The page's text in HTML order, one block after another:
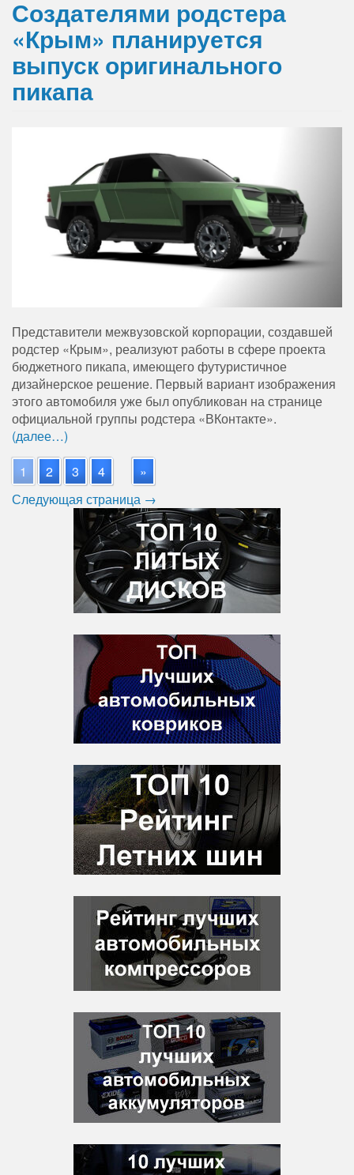
Создателями родстера
«Крым» планируется
выпуск оригинального
пикапа
Представители межвузовской корпорации, создавшей
родстер «Крым», реализуют работы в сфере проекта
бюджетного пикапа, имеющего футуристичное
дизайнерское решение. Первый вариант изображения
этого автомобиля уже был опубликован на странице
официальной группы родстера «ВКонтакте».
(далее…)
1
2 3 4
»
Следующая страница →